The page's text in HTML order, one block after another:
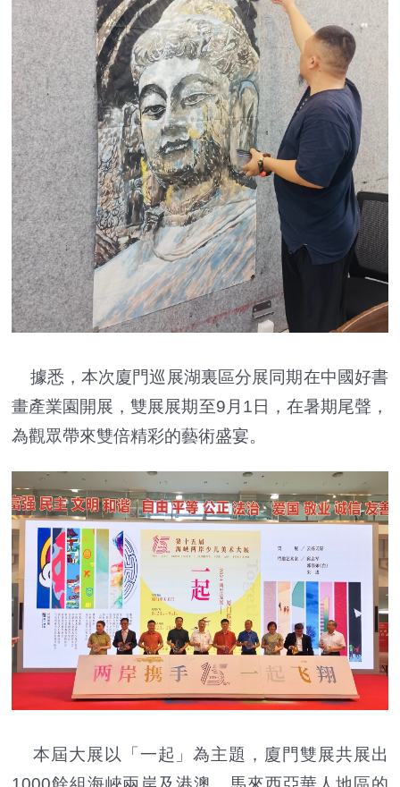
據悉，本次廈門巡展湖裏區分展同期在中國好書
畫產業園開展，雙展展期至9月1日，在暑期尾聲，
為觀眾帶來雙倍精彩的藝術盛宴。
本屆大展以「一起」為主題，廈門雙展共展出